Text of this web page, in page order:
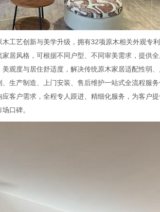
工艺创新与美学升级，拥有32项原木相关外观专
居风格，可根据不同户型、不同审美需求，提供
观度与居住舒适度，解决传统原木家居适配性弱、
生产制造、上门安装、售后维护一站式全流程服
客户需求，全程专人跟进、精细化服务，为客户
口碑。